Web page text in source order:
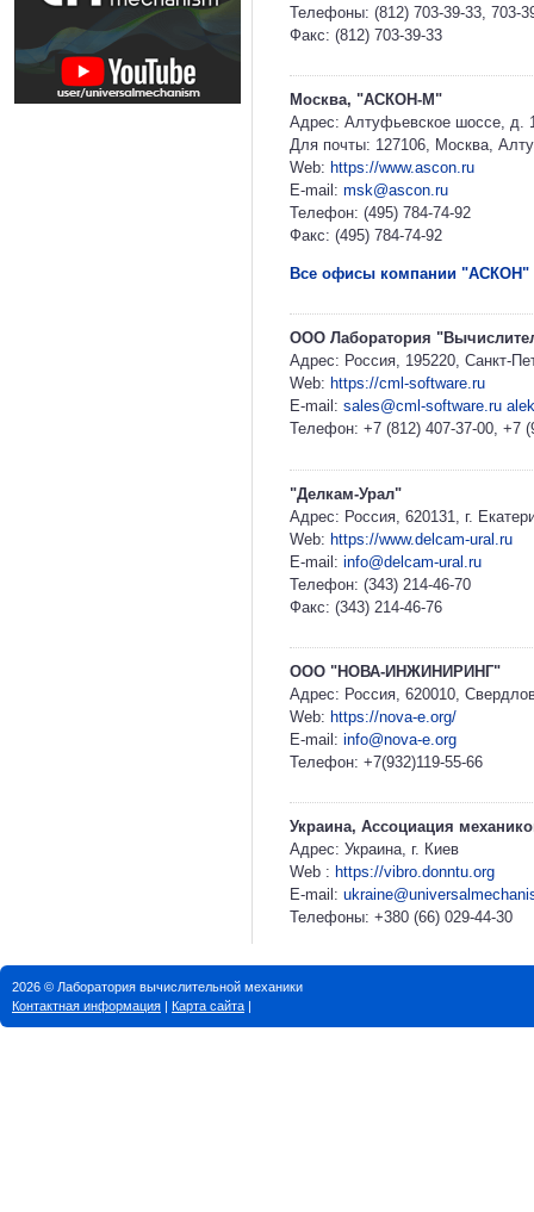
Телефоны: (812) 703-39-33, 703-
Факс: (812) 703-39-33
Москва, "АСКОН-М"
Адрес: Алтуфьевское шоссе, д.
Для почты: 127106, Москва,
Web: https://www.ascon.ru
E-mail: msk@ascon.ru
Телефон: (495) 784-74-92
Факс: (495) 784-74-92
Все офисы компании "АСКОН"
ООО Лаборатория
Адрес: Россия, 195220, Санкт-
Web: https://cml-software.ru
E-mail: sales@cml-software.ru
Телефон: +7 (812) 407-37-00, +7
"Делкам-Урал"
Адрес: Россия, 620131, г.
Web: https://www.delcam-ural.ru
E-mail: info@delcam-ural.ru
Телефон: (343) 214-46-70
Факс: (343) 214-46-76
ООО "НОВА-ИНЖИНИРИНГ"
Адрес: Россия, 620010,
Web: https://nova-e.org/
E-mail: info@nova-e.org
Телефон: +7(932)119-55-66
Украина, Ассоциация
Адрес: Украина, г. Киев
Web : https://vibro.donntu.org
E-mail:
Телефоны: +380 (66) 029-44-30
2026 © Лаборатория вычислительной механики
Контактная информация | Карта сайта |